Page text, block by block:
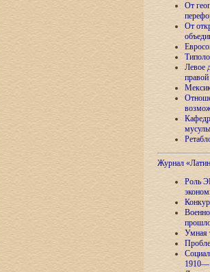
От
От
Левое
Журнал
Роль
Умная